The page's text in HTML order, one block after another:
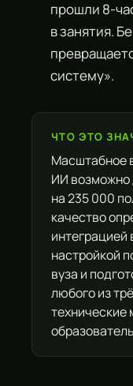
прошли 8-
в занятия.
систему».
ЧТО ЭТО
Масштабное
ИИ возможно
на 235 000
качество
настройкой
вуза и
любого из
технические